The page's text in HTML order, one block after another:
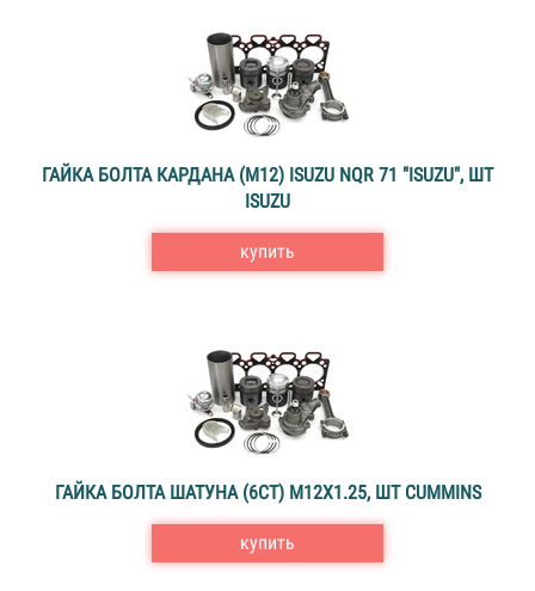
ГАЙКА БОЛТА КАРДАНА (M12) ISUZU NQR 71 "ISUZU", ШТ
ISUZU
купить
ГАЙКА БОЛТА ШАТУНА (6CT) M12X1.25, ШТ CUMMINS
купить